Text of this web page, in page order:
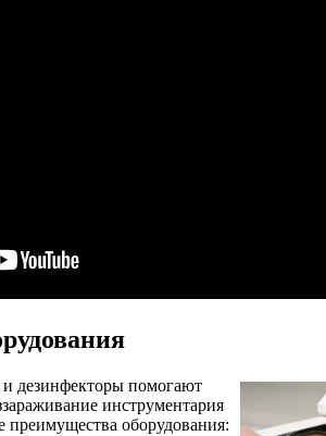
дезинфекторы помогают
инструментария
преимущества оборудования: